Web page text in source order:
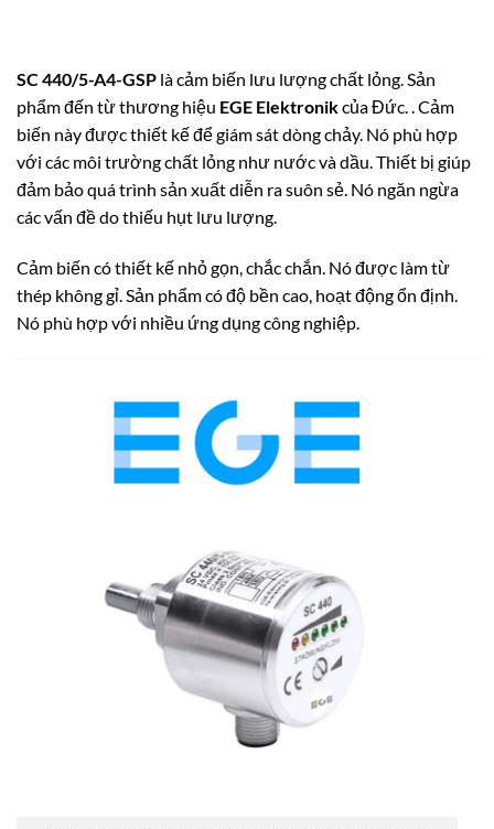
SC 440/5-A4-GSP là cảm biến lưu lượng chất lỏng. Sản
phẩm đến từ thương hiệu EGE Elektronikcủa Đức.
Cảm
biến này được thiết kế để giám sát dòng chảy. Nó phù hợp
với các môi trường chất lỏng như nước và dầu. Thiết bị giúp
đảm bảo quá trình sản xuất diễn ra suôn sẻ. Nó ngăn ngừa
các vấn đề do thiếu hụt lưu lượng.
Cảm biến có thiết kế nhỏ gọn, chắc chắn. Nó được làm từ
thép không gỉ. Sản phẩm có độ bền cao, hoạt động ổn định.
Nó phù hợp với nhiều ứng dụng công nghiệp.